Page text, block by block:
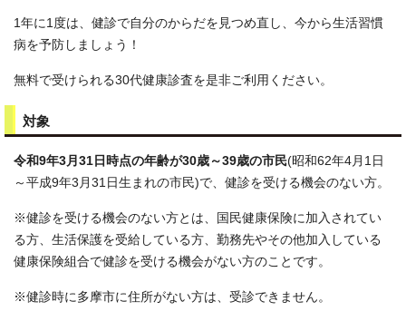
1年に1度は、健診で自分のからだを見つめ直し、今から生活習慣
病を予防しましょう！
無料で受けられる30代健康診査を是非ご利用ください。
対象
令和9年3月31日時点の年齢が30歳～39歳の市民(昭和62年4月1日
～平成9年3月31日生まれの市民)で、健診を受ける機会のない方。
※健診を受ける機会のない方とは、国民健康保険に加入されてい
る方、生活保護を受給している方、勤務先やその他加入している
健康保険組合で健診を受ける機会がない方のことです。
※健診時に多摩市に住所がない方は、受診できません。